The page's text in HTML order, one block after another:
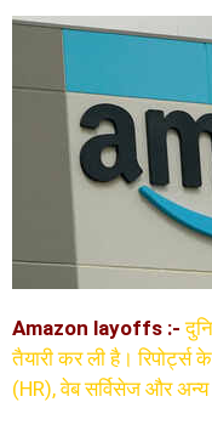
Amazon layoffs :-
तैयारी कर ली है।
(HR), वेब सर्विसेज और